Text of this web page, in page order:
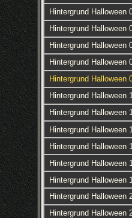
Hintergrund Halloween
Hintergrund Halloween
Hintergrund Halloween
Hintergrund Halloween
Hintergrund Halloween
Hintergrund Halloween
Hintergrund Halloween
Hintergrund Halloween
Hintergrund Halloween
Hintergrund Halloween
Hintergrund Halloween
Hintergrund Halloween
Hintergrund Halloween